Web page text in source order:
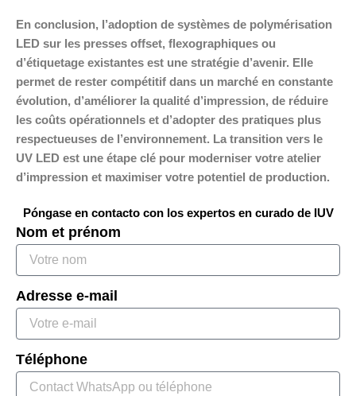
En conclusion, l’adoption de systèmes de polymérisation
LED sur les presses offset, flexographiques ou
d’étiquetage existantes est une stratégie d’avenir. Elle
permet de rester compétitif dans un marché en constante
évolution, d’améliorer la qualité d’impression, de réduire
les coûts opérationnels et d’adopter des pratiques plus
respectueuses de l’environnement. La transition vers le
UV LED est une étape clé pour moderniser votre atelier
d’impression et maximiser votre potentiel de production.
Póngase en contacto con los expertos en curado de IUV
Nom et prénom
Adresse e-mail
Téléphone